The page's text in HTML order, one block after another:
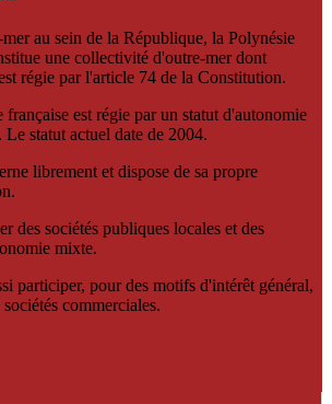
au sein de la République, la Polynésie
une collectivité d'outre-mer dont
régie par l'article 74 de la Constitution.
française est régie par un statut d'autonomie
Le statut actuel date de 2004.
librement et dispose de sa propre
des sociétés publiques locales et des
mixte.
participer, pour des motifs d'intérêt général,
commerciales.